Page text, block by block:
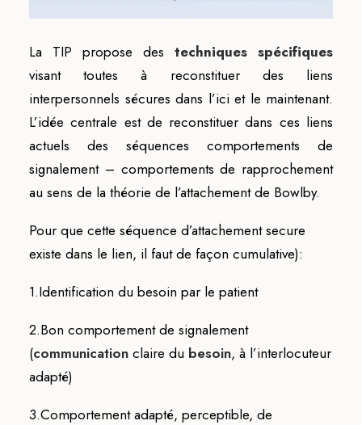
La TIP propose des techniques spécifiques
visant toutes à reconstituer des liens
interpersonnels sécures dans l’ici et le maintenant.
L’idée centrale est de reconstituer dans ces liens
actuels des séquences comportements de
signalement – comportements de rapprochement
au sens de la théorie de l’attachement de Bowlby.
Pour que cette séquence d’attachement secure
existe dans le lien, il faut de façon cumulative):
1.Identification du besoin par le patient
2.Bon comportement de signalement
(communication claire du besoin, à l’interlocuteur
adapté)
3.Comportement adapté, perceptible, de